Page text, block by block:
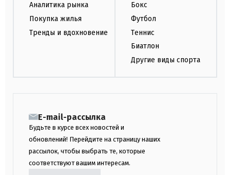
Аналитика рынка
Покупка жилья
Тренды и вдохновение
Бокс
Футбол
Теннис
Биатлон
Другие виды спорта
E-mail-рассылка
Будьте в курсе всех новостей и
обновлений! Перейдите на страницу наших
рассылок, чтобы выбрать те, которые
соответствуют вашим интересам.